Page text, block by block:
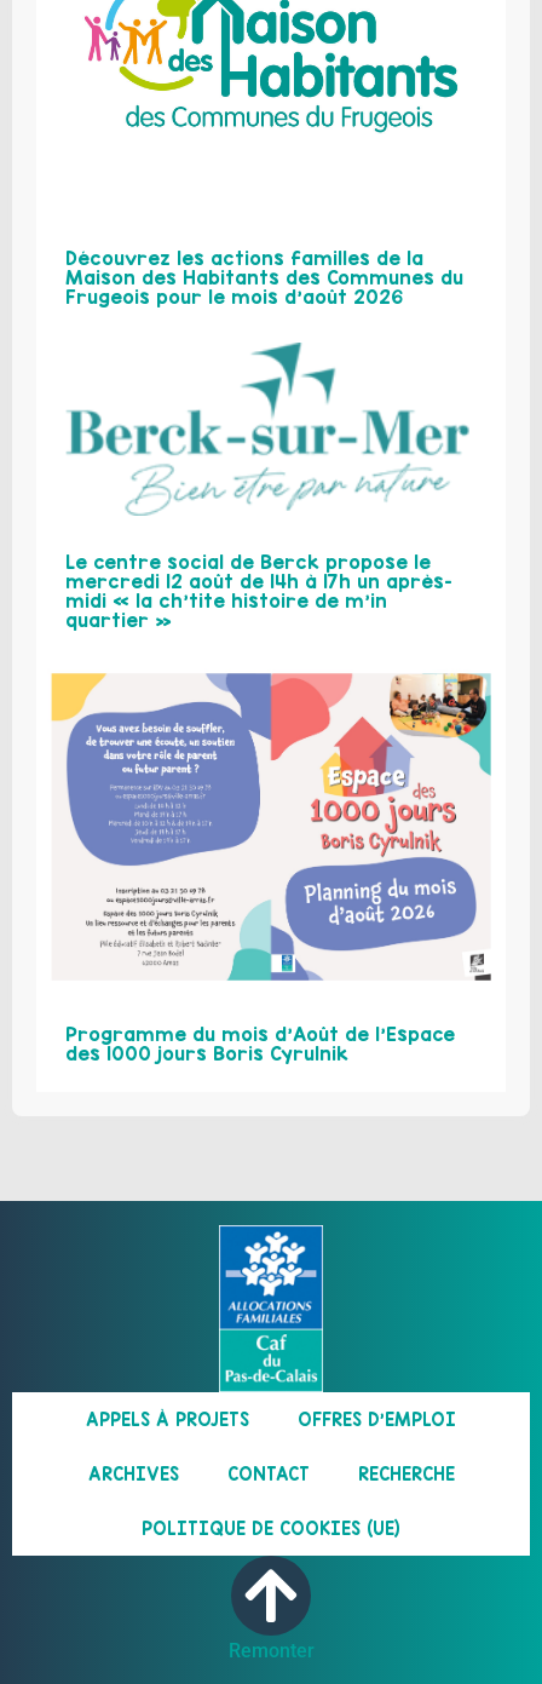
Découvrez les actions familles de la
Maison des Habitants des Communes du
Frugeois pour le mois d’août 2026
Le centre social de Berck propose le
mercredi 12 août de 14h à 17h un après-
midi « la ch’tite histoire de m’in
quartier »
Programme du mois d’Août de l’Espace
des 1000 jours Boris Cyrulnik
APPELS À PROJETS OFFRES D’EMPLOI
ARCHIVES CONTACT RECHERCHE
POLITIQUE DE COOKIES (UE)
Remonter